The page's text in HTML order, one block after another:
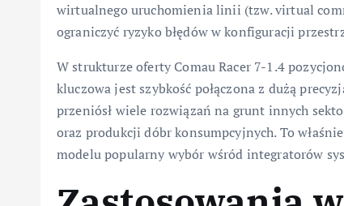
wirtualnego uruchomienia linii (tzw. virtual
ograniczyć ryzyko błędów w konfiguracji
W strukturze oferty Comau Racer 7-1.4
kluczowa jest szybkość połączona z dużą
przeniósł wiele rozwiązań na grunt innych
oraz produkcji dóbr konsumpcyjnych. To
modelu popularny wybór wśród integratorów